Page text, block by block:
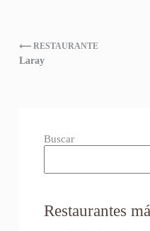
⟵ RESTAURANTE
Laray
Buscar
Restaurantes